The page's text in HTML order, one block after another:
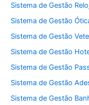
Sistema de Gestão
Sistema de Gestão
Sistema de Gestão
Sistema de Gestão
Sistema de Gestão
Sistema de Gestão
Sistema de Gestão